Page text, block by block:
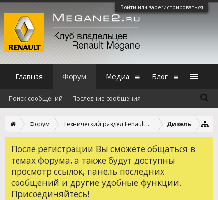
Войти или зарегистрироваться
Форум Технический раздел Renault Megane 2Дизель
После регистрации Вы сможете общаться в
темах форума, а также будут доступны
просмотр ссылок, панель последних
сообщений и другие удобные функции.
Присоединяйтесь!
Главная Форум
Поиск сообщений Последние сообщения
Медиа Блог